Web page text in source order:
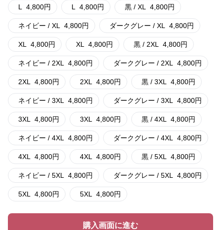
L 4,800円 L 4,800円 黒 / XL 4,800円
ネイビー / XL 4,800円 ダークグレー / XL 4,800円
XL 4,800円 XL 4,800円 黒 / 2XL 4,800円
ネイビー / 2XL 4,800円 ダークグレー / 2XL 4,800円
2XL 4,800円 2XL 4,800円 黒 / 3XL 4,800円
ネイビー / 3XL 4,800円 ダークグレー / 3XL 4,800円
3XL 4,800円 3XL 4,800円 黒 / 4XL 4,800円
ネイビー / 4XL 4,800円 ダークグレー / 4XL 4,800円
4XL 4,800円 4XL 4,800円 黒 / 5XL 4,800円
ネイビー / 5XL 4,800円 ダークグレー / 5XL 4,800円
5XL 4,800円 5XL 4,800円
購入画面に進む